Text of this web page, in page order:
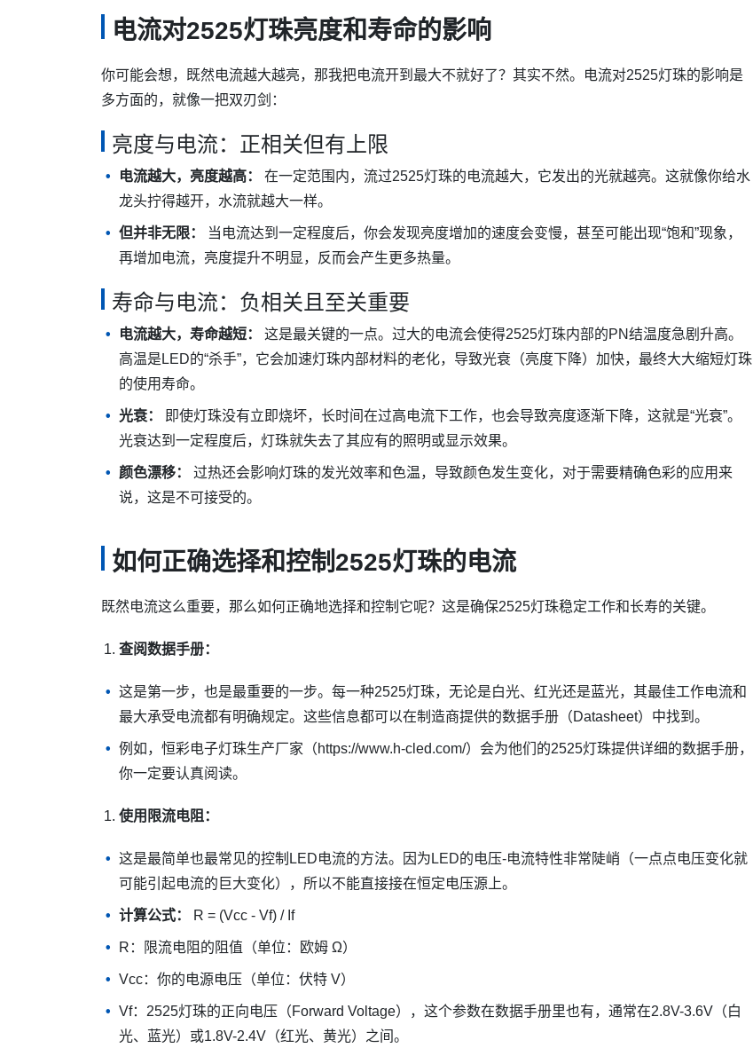
电流对2525灯珠亮度和寿命的影响
你可能会想，既然电流越大越亮，那我把电流开到最大不就好了？其实不然。电流对2525灯珠的影响是
多方面的，就像一把双刃剑：
亮度与电流：正相关但有上限
电流越大，亮度越高：
在一定范围内，流过2525灯珠的电流越大，它发出的光就越亮。这就像你给水
龙头拧得越开，水流就越大一样。
但并非无限：
当电流达到一定程度后，你会发现亮度增加的速度会变慢，甚至可能出现“饱和”现象，
再增加电流，亮度提升不明显，反而会产生更多热量。
寿命与电流：负相关且至关重要
电流越大，寿命越短：
这是最关键的一点。过大的电流会使得2525灯珠内部的PN结温度急剧升高。
高温是LED的“杀手”，它会加速灯珠内部材料的老化，导致光衰（亮度下降）加快，最终大大缩短灯珠
的使用寿命。
光衰：
即使灯珠没有立即烧坏，长时间在过高电流下工作，也会导致亮度逐渐下降，这就是“光衰”。
光衰达到一定程度后，灯珠就失去了其应有的照明或显示效果。
颜色漂移：
过热还会影响灯珠的发光效率和色温，导致颜色发生变化，对于需要精确色彩的应用来
说，这是不可接受的。
如何正确选择和控制2525灯珠的电流
既然电流这么重要，那么如何正确地选择和控制它呢？这是确保2525灯珠稳定工作和长寿的关键。
查阅数据手册：
这是第一步，也是最重要的一步。每一种2525灯珠，无论是白光、红光还是蓝光，其最佳工作电流和
最大承受电流都有明确规定。这些信息都可以在制造商提供的数据手册（Datasheet）中找到。
例如，恒彩电子灯珠生产厂家（https://www.h-cled.com/）会为他们的2525灯珠提供详细的数据手册，
你一定要认真阅读。
使用限流电阻：
这是最简单也最常见的控制LED电流的方法。因为LED的电压-电流特性非常陡峭（一点点电压变化就
可能引起电流的巨大变化），所以不能直接接在恒定电压源上。
计算公式： R = (Vcc - Vf) / If
R：限流电阻的阻值（单位：欧姆 Ω）
Vcc：你的电源电压（单位：伏特 V）
Vf：2525灯珠的正向电压（Forward Voltage），这个参数在数据手册里也有，通常在2.8V-3.6V（白
光、蓝光）或1.8V-2.4V（红光、黄光）之间。